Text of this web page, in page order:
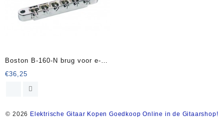
Boston B-160-N brug voor e-
guitar
€36,25
© 2026 Elektrische Gitaar Kopen Goedkoop Online in de Gitaarshop!